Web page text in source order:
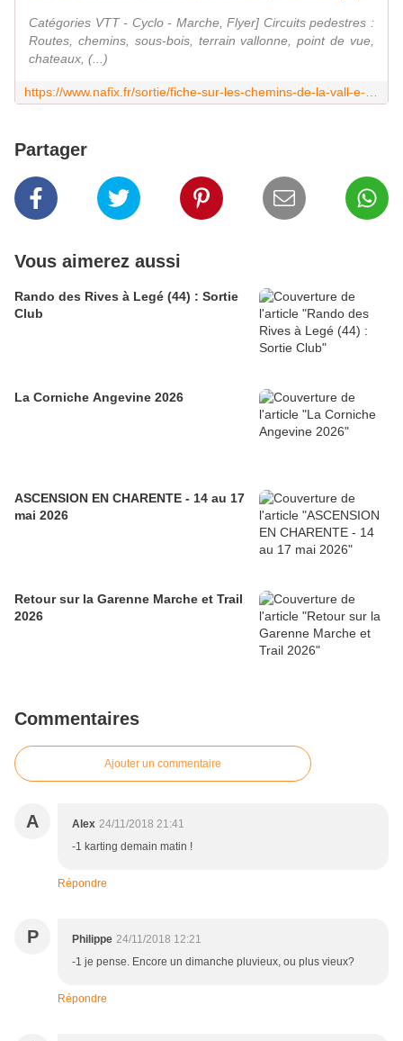
Catégories VTT - Cyclo - Marche, Flyer] Circuits pedestres :
Routes, chemins, sous-bois, terrain vallonne, point de vue,
chateaux, (...)
Partager
Vous aimerez aussi
Rando des Rives à Legé (44) : Sortie
Club
La Corniche Angevine 2026
ASCENSION EN CHARENTE - 14 au 17
mai 2026
Retour sur la Garenne Marche et Trail
2026
Commentaires
Ajouter un commentaire
A Alex 24/11/2018 21:41
-1 karting demain matin !
Répondre
P Philippe 24/11/2018 12:21
-1 je pense. Encore un dimanche pluvieux, ou plus vieux?
Répondre